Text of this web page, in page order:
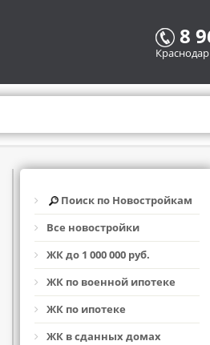
8
Поиск по Новостройкам
Все новостройки
ЖК до 1 000 000 руб.
ЖК по военной ипотеке
ЖК по ипотеке
ЖК в сданных домах